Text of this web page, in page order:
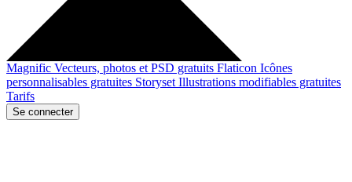
Magnific Vecteurs, photos et PSD gratuits Flaticon Icônes
personnalisables gratuites Storyset Illustrations modifiables gratuites
Tarifs
Se connecter